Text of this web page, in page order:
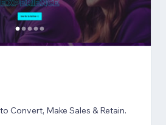
Convert, Make Sales & Retain.